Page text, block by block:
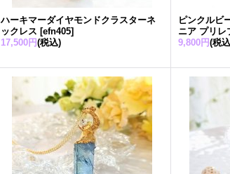
ハーキマーダイヤモンドクラスターネ
ックレス [efn405]
17,500円(税込)
ピンクルビ
ニア プリレ
9,800円(税